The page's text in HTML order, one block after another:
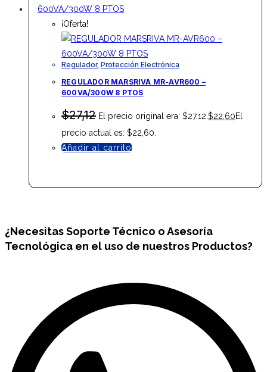
¡Oferta!
Regulador, Protección Electrónica
REGULADOR MARSRIVA MR-AVR600 –
600VA/300W 8 PTOS
$27,12 El precio original era: $27,12.$22,60El
precio actual es: $22,60.
Añadir al carrito
¿NecesitasSoporte Técnico o Asesoría
Tecnológica en el uso de nuestros Productos?